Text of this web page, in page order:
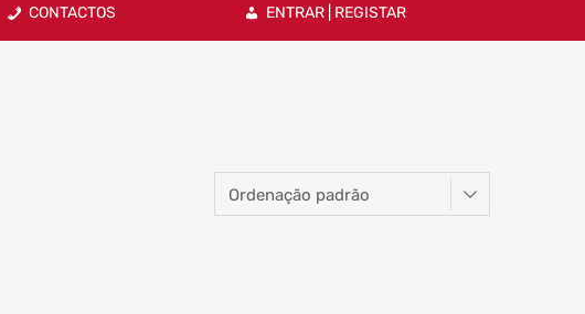
CONTACTOS ENTRAR | REGISTAR